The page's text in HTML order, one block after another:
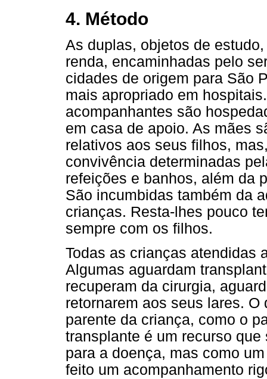
4. Método
As duplas, objetos de
renda, encaminhadas pelo
cidades de origem para São
mais apropriado em
acompanhantes são
em casa de apoio. As mães
relativos aos seus filhos,
convivência determinadas
refeições e banhos, além da
São incumbidas também da
crianças. Resta-lhes pouco
sempre com os filhos.
Todas as crianças atendidas
Algumas aguardam
recuperam da cirurgia,
retornarem aos seus lares.
parente da criança, como o
transplante é um recurso
para a doença, mas como
feito um acompanhamento